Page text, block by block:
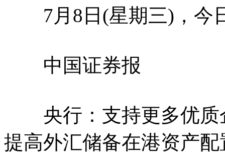
7月8日(星期三)，今
中国证券报
央行：支持更多优质
提高外汇储备在港资产配